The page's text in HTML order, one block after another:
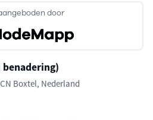
door
Boxtel, Nederland